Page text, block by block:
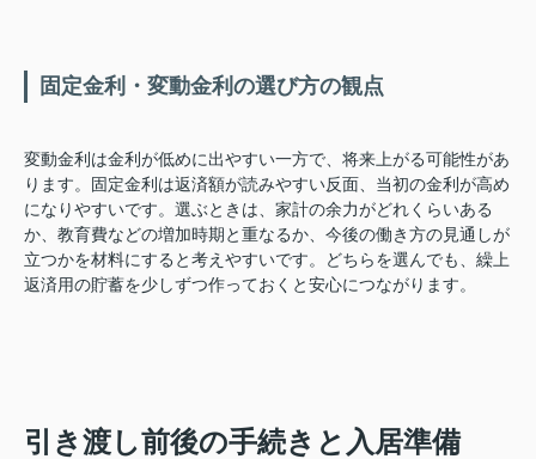
固定金利・変動金利の選び方の観点
変動金利は金利が低めに出やすい一方で、将来上がる可能性があ
ります。固定金利は返済額が読みやすい反面、当初の金利が高め
になりやすいです。選ぶときは、家計の余力がどれくらいある
か、教育費などの増加時期と重なるか、今後の働き方の見通しが
立つかを材料にすると考えやすいです。どちらを選んでも、繰上
返済用の貯蓄を少しずつ作っておくと安心につながります。
引き渡し前後の手続きと入居準備